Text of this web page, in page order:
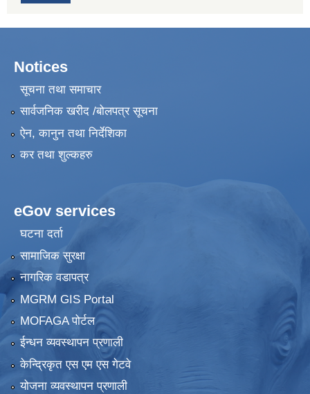
Notices
सूचना तथा समाचार
सार्वजनिक खरीद /बोलपत्र सूचना
ऐन, कानुन तथा निर्देशिका
कर तथा शुल्कहरु
eGov services
घटना दर्ता
सामाजिक सुरक्षा
नागरिक वडापत्र
MGRM GIS Portal
MOFAGA पोर्टल
ईन्धन व्यवस्थापन प्रणाली
केन्द्रिकृत एस एम एस गेटवे
योजना व्यवस्थापन प्रणाली